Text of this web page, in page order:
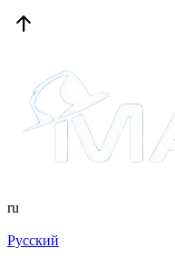
ru
Русский